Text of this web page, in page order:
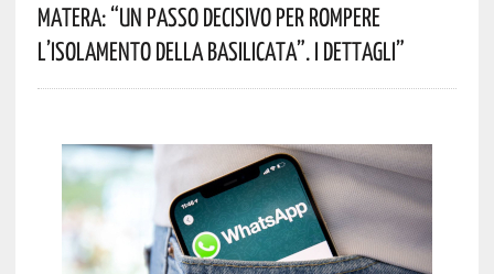
Matera: “Un Passo Decisivo Per Rompere
L’isolamento Della Basilicata”. I Dettagli”